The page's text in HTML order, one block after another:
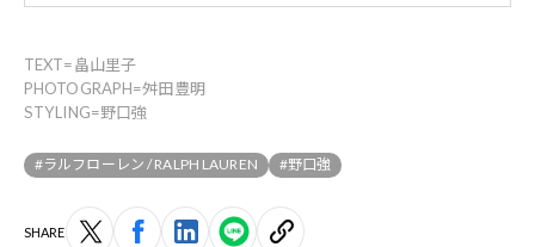
TEXT=畠山里子
PHOTOGRAPH=舛田豊明
STYLING=野口強
#ラルフローレン / RALPH LAUREN #野口強
SHARE